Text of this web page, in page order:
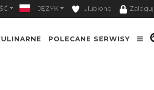
JĘZYK Ulubione Zaloguj
POLECANE SERWISY